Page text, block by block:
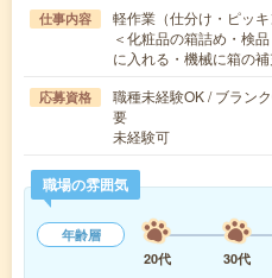
仕事内容
軽作業（仕分け・ピッ
＜化粧品の箱詰め・検
に入れる・機械に箱の
応募資格
職種未経験OK / ブラン
要
未経験可
職場の雰囲気
年齢層
20代
30代